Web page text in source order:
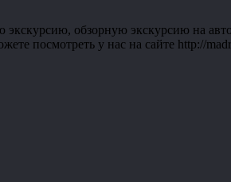
обзорную экскурсию на
посмотреть у нас на сайте http://